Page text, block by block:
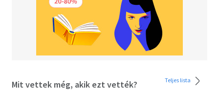
Mit vettek még, akik ezt vették? Teljes lista